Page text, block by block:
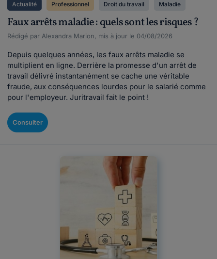
Actualité Professionnel Droit du travail Maladie
Faux arrêts maladie : quels sont les risques ?
Rédigé par Alexandra Marion, mis à jour le 04/08/2026
Depuis quelques années, les faux arrêts maladie se
multiplient en ligne. Derrière la promesse d'un arrêt de
travail délivré instantanément se cache une véritable
fraude, aux conséquences lourdes pour le salarié comme
pour l'employeur. Juritravail fait le point !
Consulter